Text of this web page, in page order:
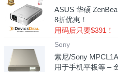
ASUS 华硕
8折优惠！
用码后只要$391！
Sony
索尼/Sony
用于手机平板等 –